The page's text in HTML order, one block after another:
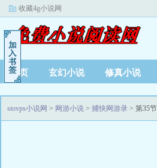
收藏4g小说网
首页 玄幻小说 修真小说
stovps小说网 > 网游小说 > 捕快网游录 > 第35节